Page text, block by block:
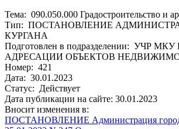
Тема: 090.050.000 Градостроительство и
Тип: ПОСТАНОВЛЕНИЕ
КУРГАНА
Подготовлен в подразделении: УЧР
АДРЕСАЦИИ ОБЪЕКТОВ
Номер: 421
Дата: 30.01.2023
Статус: Действует
Дата публикации на сайте: 30.01.2023
Вносит изменения в:
ПОСТАНОВЛЕНИЕ Администрация